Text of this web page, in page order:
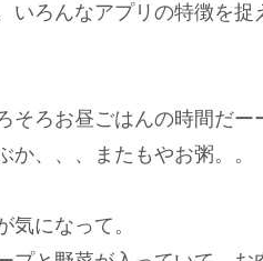
いろんなアプリの特徴を
そろお昼ごはんの時間だー
か、、、またもやお粥。。
気になって。